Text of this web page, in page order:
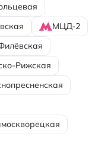
МЦД-2
Рижская